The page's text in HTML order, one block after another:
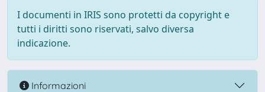
I documenti in IRIS sono protetti da copyright e
tutti i diritti sono riservati, salvo diversa
indicazione.
Informazioni